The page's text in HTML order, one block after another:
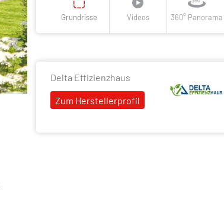
Grundrisse Videos 360° Panorama
Delta Effizienzhaus
Zum Herstellerprofil